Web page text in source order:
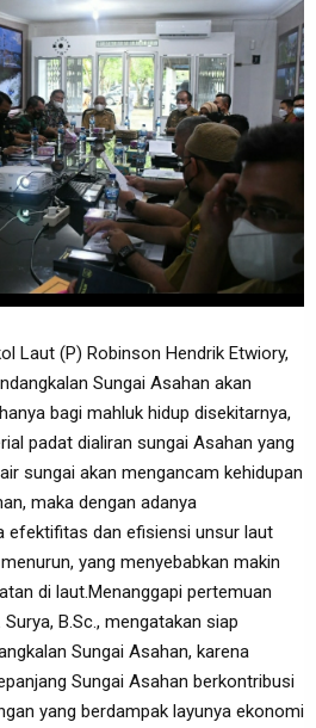
Laut (P) Robinson Hendrik Etwiory,
Sungai Asahan akan
bagi mahluk hidup disekitarnya,
padat dialiran sungai Asahan yang
sungai akan mengancam kehidupan
maka dengan adanya
efektifitas dan efisiensi unsur laut
yang menyebabkan makin
di laut.Menanggapi pertemuan
B.Sc., mengatakan siap
Sungai Asahan, karena
Sungai Asahan berkontribusi
yang berdampak layunya ekonomi